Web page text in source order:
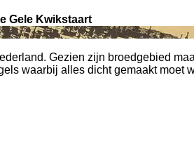
Gele Kwikstaart
Gezien zijn broedgebied
waarbij alles dicht gemaakt moet